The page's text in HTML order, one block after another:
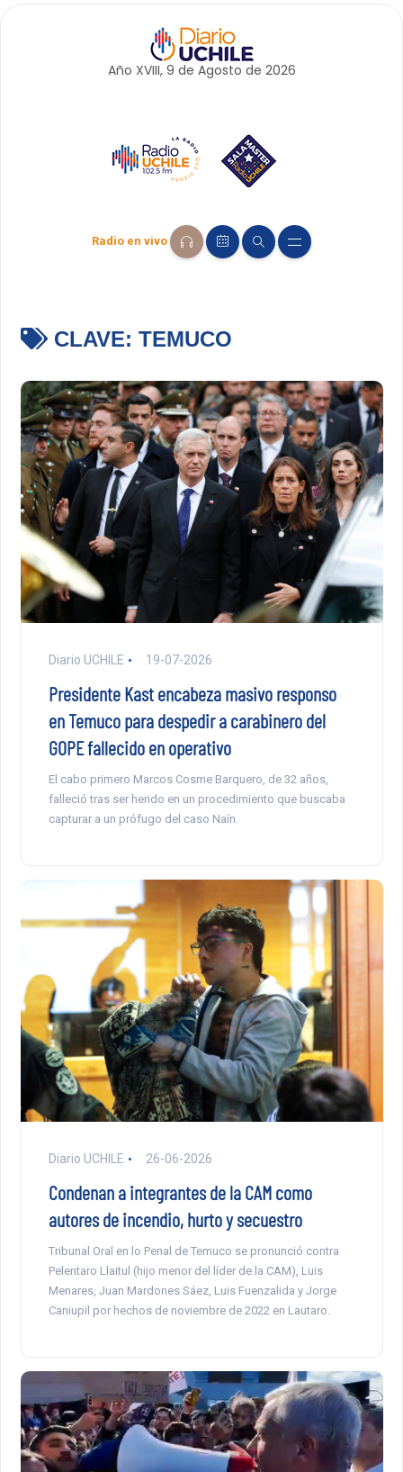
Año XVIII, 9 de Agosto de 2026
Radio en vivo
CLAVE: TEMUCO
Diario UCHILE 19-07-2026
Presidente Kast encabeza masivo responso
en Temuco para despedir a carabinero del
GOPE fallecido en operativo
El cabo primero Marcos Cosme Barquero, de 32 años,
falleció tras ser herido en un procedimiento que buscaba
capturar a un prófugo del caso Naín.
Diario UCHILE 26-06-2026
Condenan a integrantes de la CAM como
autores de incendio, hurto y secuestro
Tribunal Oral en lo Penal de Temuco se pronunció contra
Pelentaro Llaitul (hijo menor del líder de la CAM), Luis
Menares, Juan Mardones Sáez, Luis Fuenzalida y Jorge
Caniupil por hechos de noviembre de 2022 en Lautaro.